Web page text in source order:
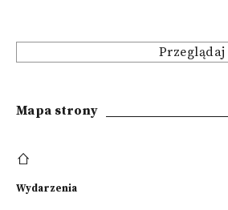
Mapa strony
Wydarzenia